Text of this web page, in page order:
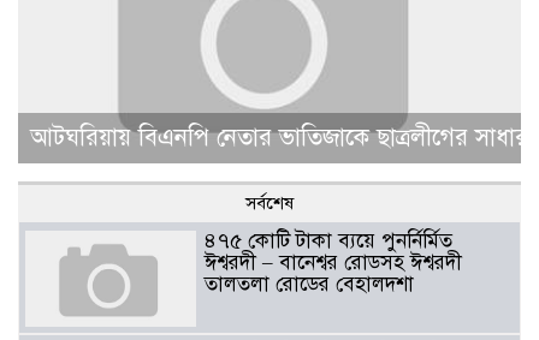
আটঘরিয়ায় বিএনপি নেতার ভাতিজাকে ছাত্রলীগের
সর্বশেষ
৪৭৫ কোটি টাকা ব্যয়ে পুনর্নির্মিত
ঈশ্বরদী – বানেশ্বর রোডসহ ঈশ্বরদী
তালতলা রোডের বেহালদশা